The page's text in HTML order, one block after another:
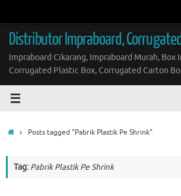
content
Distributor Impraboard,
Impraboard Cikarang, Impraboard Murah, Box
Corrugated Plastic Box, Corrugated Carton
HomePosts tagged "Pabrik Plastik Pe Shrink"
Tag: Pabrik Plastik Pe Shrink